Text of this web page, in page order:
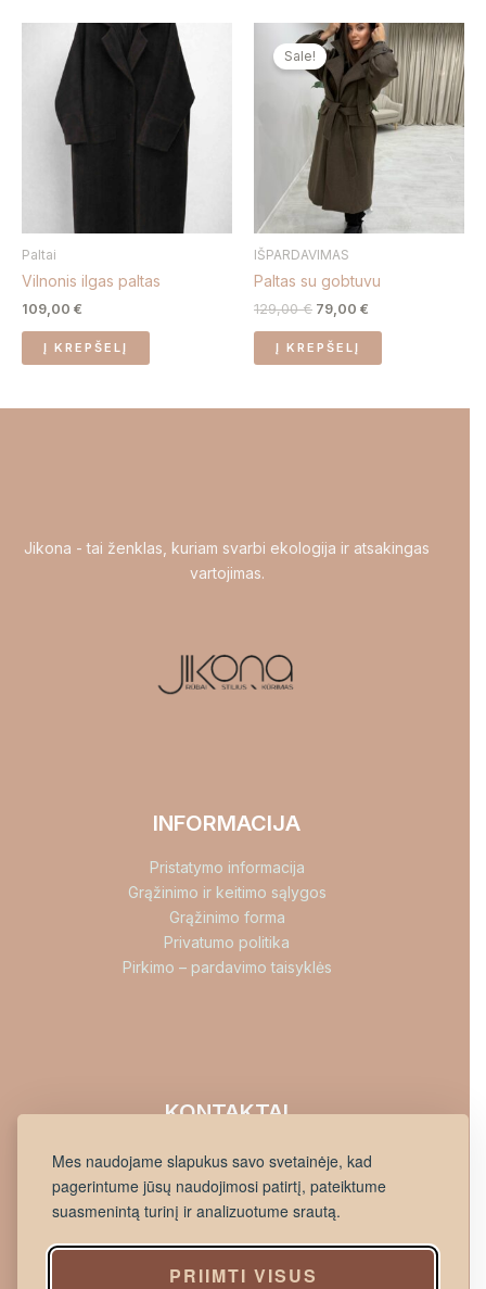
Mes naudojame slapukus savo svetainėje, kad
pagerintume jūsų naudojimosi patirtį, pateiktume
suasmenintą turinį ir analizuotume srautą.
PRIIMTI VISUS
Paltai
Vilnonis ilgas paltas
109,00 €
Į KREPŠELĮ
Sale!
IŠPARDAVIMAS
Paltas su gobtuvu
129,00€
Original
price
was:
129,00 €.
79,00 €
Current
price
is:
79,00 €.
Į KREPŠELĮ
Jikona - tai ženklas, kuriam svarbi ekologija ir atsakingas
vartojimas.
INFORMACIJA
Pristatymo informacija
Grąžinimo ir keitimo sąlygos
Grąžinimo forma
Privatumo politika
Pirkimo – pardavimo taisyklės
KONTAKTAI
info@jikona.lt
+37060898533
Lietuvininkų g. 45, Šilutė